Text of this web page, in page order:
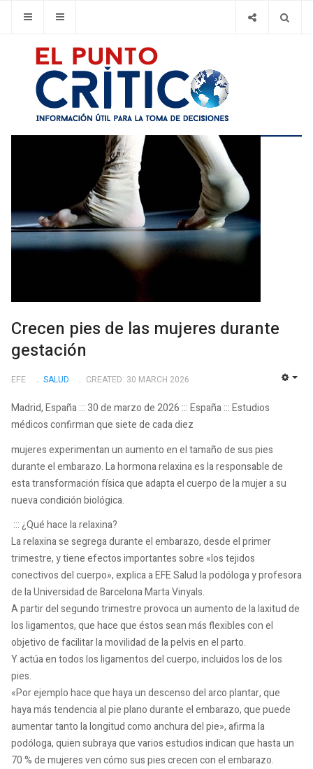
Crecen pies de las mujeres durante
gestación
EFE SALUD CREATED: 30 MARCH 2026
Madrid, España ::: 30 de marzo de 2026 ::: España ::: Estudios
médicos confirman que siete de cada diez
mujeres experimentan un aumento en el tamaño de sus pies
durante el embarazo. La hormona relaxina es la responsable de
esta transformación física que adapta el cuerpo de la mujer a su
nueva condición biológica.
::: ¿Qué hace la relaxina?
La relaxina se segrega durante el embarazo, desde el primer
trimestre, y tiene efectos importantes sobre «los tejidos
conectivos del cuerpo», explica a EFE Salud la podóloga y profesora
de la Universidad de Barcelona Marta Vinyals.
A partir del segundo trimestre provoca un aumento de la laxitud de
los ligamentos, que hace que éstos sean más flexibles con el
objetivo de facilitar la movilidad de la pelvis en el parto.
Y actúa en todos los ligamentos del cuerpo, incluidos los de los
pies.
«Por ejemplo hace que haya un descenso del arco plantar, que
haya más tendencia al pie plano durante el embarazo, que puede
aumentar tanto la longitud como anchura del pie», afirma la
podóloga, quien subraya que varios estudios indican que hasta un
70 % de mujeres ven cómo sus pies crecen con el embarazo.